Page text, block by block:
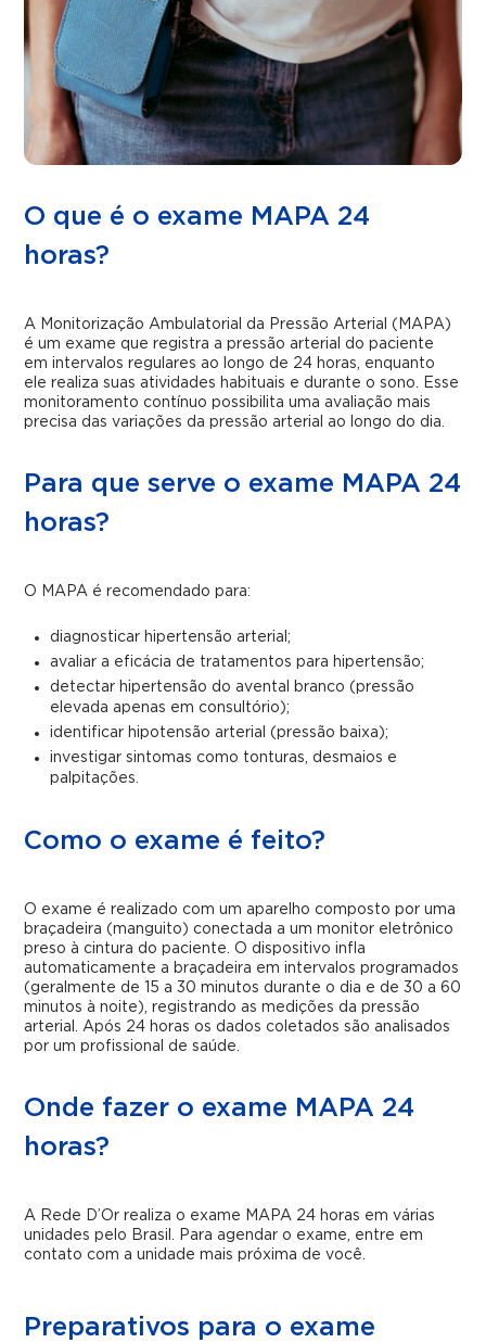
O que é o exame MAPA 24
horas?
A Monitorização Ambulatorial da Pressão Arterial (MAPA)
é um exame que registra a pressão arterial do paciente
em intervalos regulares ao longo de 24 horas, enquanto
ele realiza suas atividades habituais e durante o sono. Esse
monitoramento contínuo possibilita uma avaliação mais
precisa das variações da pressão arterial ao longo do dia.
Para que serve o exame MAPA 24
horas?
O MAPA é recomendado para:
diagnosticar hipertensão arterial;
avaliar a eficácia de tratamentos para hipertensão;
detectar hipertensão do avental branco (pressão
elevada apenas em consultório);
identificar hipotensão arterial (pressão baixa);
investigar sintomas como tonturas, desmaios e
palpitações.
Como o exame é feito?
O exame é realizado com um aparelho composto por uma
braçadeira (manguito) conectada a um monitor eletrônico
preso à cintura do paciente. O dispositivo infla
automaticamente a braçadeira em intervalos programados
(geralmente de 15 a 30 minutos durante o dia e de 30 a 60
minutos à noite), registrando as medições da pressão
arterial. Após 24 horas os dados coletados são analisados
por um profissional de saúde.
Onde fazer o exame MAPA 24
horas?
A Rede D’Or realiza o exame MAPA 24 horas em várias
unidades pelo Brasil. Para agendar o exame, entre em
contato com a unidade mais próxima de você.
Preparativos para o exame